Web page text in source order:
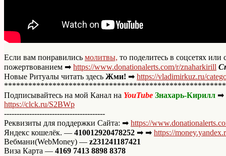
Если вам понравились молитвы, то поделитесь в соцсетях
пожертвованием ➡ https://www.donationalerts.com/r/znaharkirill
Новые Ритуалы читать здесь Жми! ➡ https://vladimirkuz.ru/
Подписывайтесь на мой Канал на YouTube Знахарь-Кирилл ➡
https://clck.ru/S2BWp
----------------------------------------
Реквизиты для поддержки Сайта: ➡ https://
Яндекс кошелёк. — 410012920478252 ➡ ➡ https://
Вебмани(WebMoney) — z231241187421
Виза Карта — 4169 7413 8898 8378